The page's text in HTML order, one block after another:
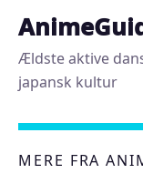
Ældste aktive
japansk kultur
MERE FRA